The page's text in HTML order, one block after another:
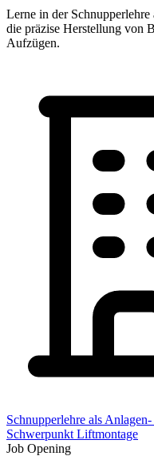
Lerne in der
die präzise Herstellung von
Aufzügen.
Schnupperlehre als
Schwerpunkt Liftmontage
Job Opening